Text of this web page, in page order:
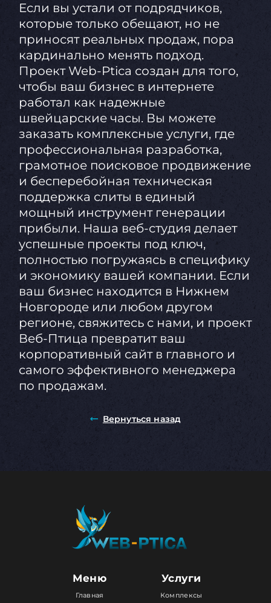
Если вы устали от подрядчиков,
которые только обещают, но не
приносят реальных продаж, пора
кардинально менять подход.
Проект Web-Ptica создан для того,
чтобы ваш бизнес в интернете
работал как надежные
швейцарские часы. Вы можете
заказать комплексные услуги, где
профессиональная разработка,
грамотное поисковое продвижение
и бесперебойная техническая
поддержка слиты в единый
мощный инструмент генерации
прибыли. Наша веб-студия делает
успешные проекты под ключ,
полностью погружаясь в специфику
и экономику вашей компании. Если
ваш бизнес находится в Нижнем
Новгороде или любом другом
регионе, свяжитесь с нами, и проект
Веб-Птица превратит ваш
корпоративный сайт в главного и
самого эффективного менеджера
по продажам.
Вернуться назад
Меню
Главная
Услуги
Комплексы